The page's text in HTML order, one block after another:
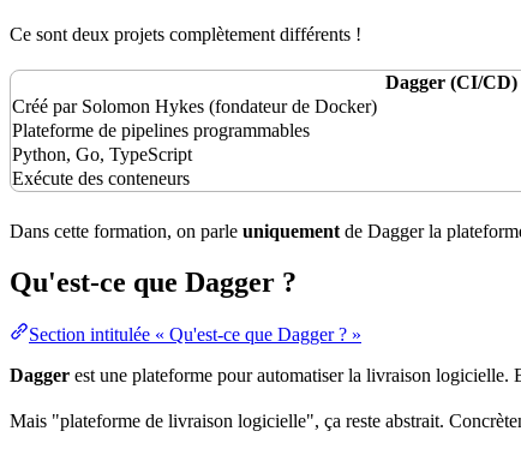
Ce sont deux projets complètement différents !
Dagger (CI/CD)
Créé par Solomon Hykes (fondateur de Docker)
Plateforme de pipelines programmables
Python, Go, TypeScript
Exécute des conteneurs
Dans cette formation, on parle uniquement de Dagger la
Qu'est-ce que Dagger ?
Section intitulée « Qu'est-ce que Dagger ? »
Dagger est une plateforme pour automatiser la livraison logicielle.
Mais "plateforme de livraison logicielle", ça reste abstrait.